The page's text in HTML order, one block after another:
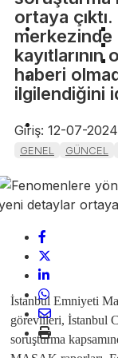
ortaya
merkezinde
kayıtlarının
haberi
ilgilendiğini
Giriş: 12-07-
GENEL GÜNCEL
İstanbul Emniyeti
görevlileri, İstanbul
soruşturma